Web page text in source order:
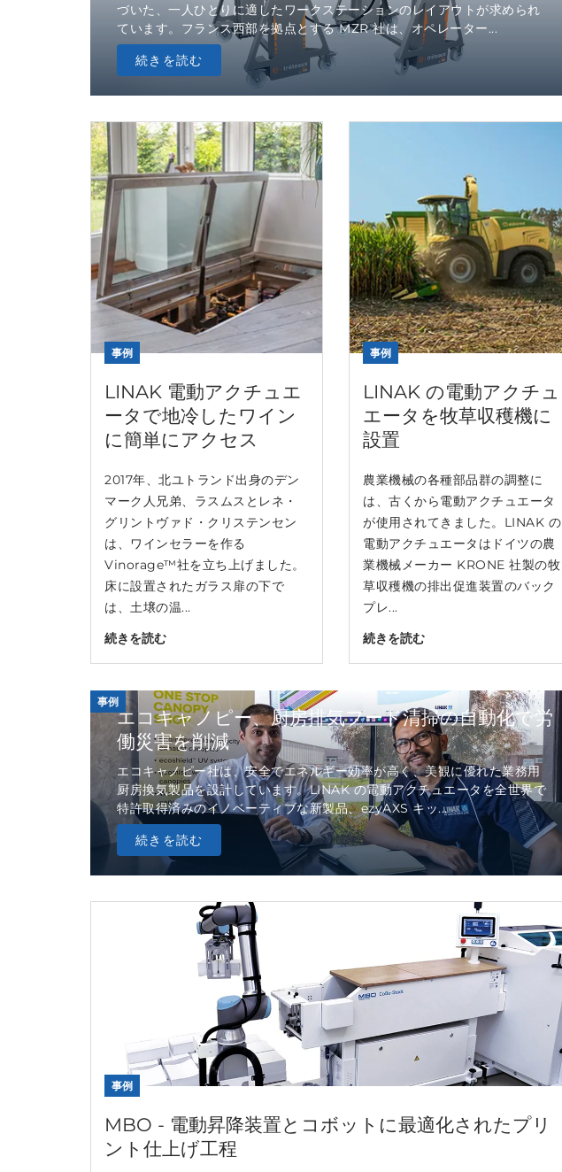
づいた、一人ひとりに適したワークステーションのレイアウトが求められ
ています。フランス西部を拠点とする MZR 社は、オペレーター...
続きを読む
事例
LINAK 電動アクチュエ
ータで地冷したワイン
に簡単にアクセス
2017年、北ユトランド出身のデン
マーク人兄弟、ラスムスとレネ・
グリントヴァド・クリステンセン
は、ワインセラーを作る
Vinorage™社を立ち上げました。
床に設置されたガラス扉の下で
は、土壌の温...
続きを読む
事例
LINAK の電動アクチュ
エータを牧草収穫機に
設置
農業機械の各種部品群の調整に
は、古くから電動アクチュエータ
が使用されてきました。LINAK の
電動アクチュエータはドイツの農
業機械メーカー KRONE 社製の牧
草収穫機の排出促進装置のバック
プレ...
続きを読む
事例
エコキャノピー、厨房排気フード清掃の自動化で労
働災害を削減
エコキャノピー社は、安全でエネルギー効率が高く、美観に優れた業務用
厨房換気製品を設計しています。LINAK の電動アクチュエータを全世界で
特許取得済みのイノベーティブな新製品、ezyAXS キッ...
続きを読む
事例
MBO - 電動昇降装置とコボットに最適化されたプリ
ント仕上げ工程